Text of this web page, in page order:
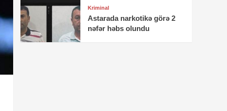
Kriminal
Astarada narkotikə görə 2
nəfər həbs olundu